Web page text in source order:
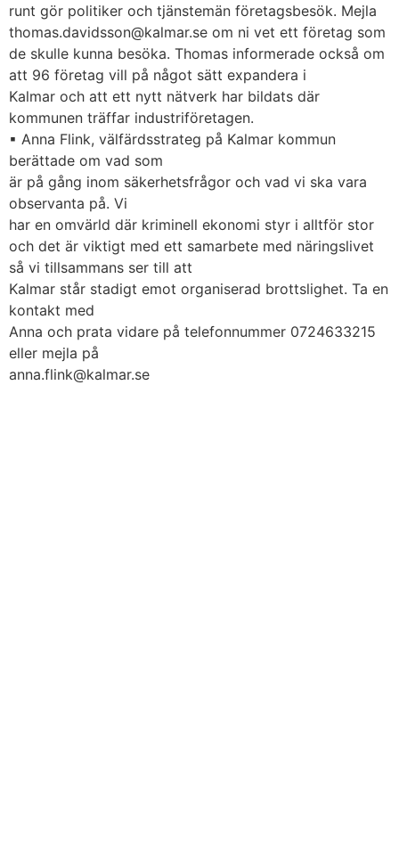
runt gör politiker och tjänstemän företagsbesök. Mejla
thomas.davidsson@kalmar.se om ni vet ett företag som
de skulle kunna besöka. Thomas informerade också om
att 96 företag vill på något sätt expandera i
Kalmar och att ett nytt nätverk har bildats där
kommunen träffar industriföretagen.
▪ Anna Flink, välfärdsstrateg på Kalmar kommun
berättade om vad som
är på gång inom säkerhetsfrågor och vad vi ska vara
observanta på. Vi
har en omvärld där kriminell ekonomi styr i alltför stor
och det är viktigt med ett samarbete med näringslivet
så vi tillsammans ser till att
Kalmar står stadigt emot organiserad brottslighet. Ta en
kontakt med
Anna och prata vidare på telefonnummer 0724633215
eller mejla på
anna.flink@kalmar.se